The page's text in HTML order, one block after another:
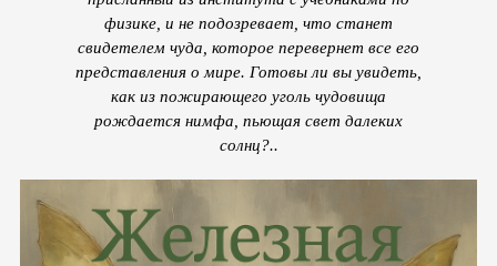
физике, и не подозревает, что станет
свидетелем чуда, которое перевернет все его
представления о мире. Готовы ли вы увидеть,
как из пожирающего уголь чудовища
рождается нимфа, пьющая свет далеких
солнц?..